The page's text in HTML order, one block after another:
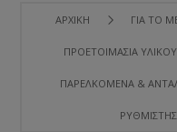
ΑΡΧΙΚΉ ΓΙΑ ΤΟ
ΠΡΟΕΤΟΙΜΑΣΊΑ ΥΛΙΚΟΎ
ΠΑΡΕΛΚΌΜΕΝΑ &